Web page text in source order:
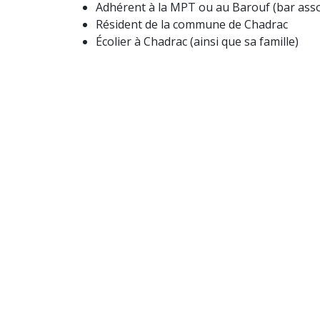
Adhérent à la MPT ou au Barouf (bar
Résident de la commune de Chadrac
Écolier à Chadrac (ainsi que sa famille)